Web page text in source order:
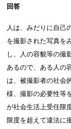
回答
人は、みだりに自己
を撮影された写真を
し、人の容貌等の撮
あるので、ある人の
は、被撮影者の社会
様、撮影の必要性等
が社会生活上受任限
限度を超えて違法に